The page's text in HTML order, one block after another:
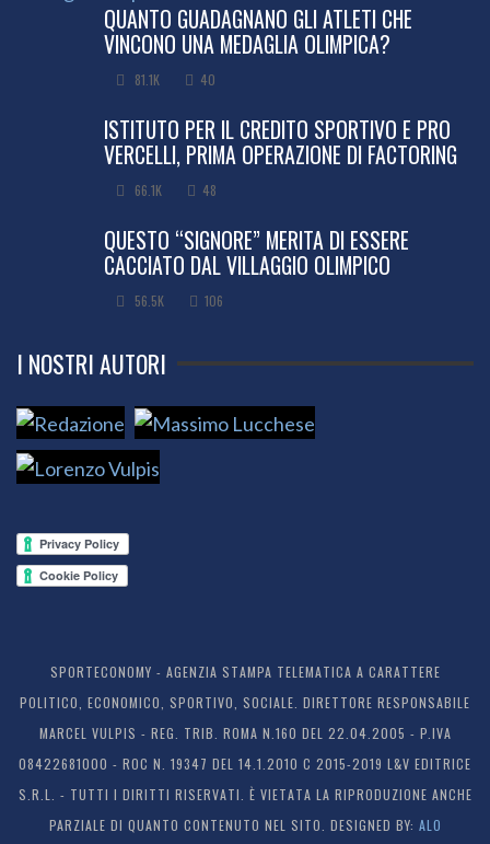
QUANTO GUADAGNANO GLI ATLETI CHE
VINCONO UNA MEDAGLIA OLIMPICA?
81.1K 40
ISTITUTO PER IL CREDITO SPORTIVO E PRO
VERCELLI, PRIMA OPERAZIONE DI FACTORING
66.1K 48
QUESTO “SIGNORE” MERITA DI ESSERE
CACCIATO DAL VILLAGGIO OLIMPICO
56.5K 106
I NOSTRI AUTORI
SPORTECONOMY - AGENZIA STAMPA TELEMATICA A CARATTERE
POLITICO, ECONOMICO, SPORTIVO, SOCIALE. DIRETTORE RESPONSABILE
MARCEL VULPIS - REG. TRIB. ROMA N.160 DEL 22.04.2005 - P.IVA
08422681000 - ROC N. 19347 DEL 14.1.2010 C 2015-2019 L&V EDITRICE
S.R.L. - TUTTI I DIRITTI RISERVATI. È VIETATA LA RIPRODUZIONE ANCHE
PARZIALE DI QUANTO CONTENUTO NEL SITO. DESIGNED BY: ALO